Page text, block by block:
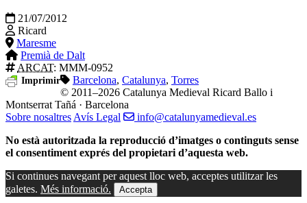
21/07/2012
Ricard
Maresme
Premià de Dalt
ARCAT: MMM-0952
Imprimir Barcelona, Catalunya, Torres
© 2011–2026 Catalunya Medieval Ricard Ballo i
Montserrat Tañá · Barcelona
Sobre nosaltres Avís Legal
info@catalunyamedieval.es
No està autoritzada la reproducció d’imatges o continguts sense
el consentiment exprés del propietari d’aquesta web.
Si continues navegant per aquest lloc web, acceptes utilitzar les
galetes. Més informació. Accepta